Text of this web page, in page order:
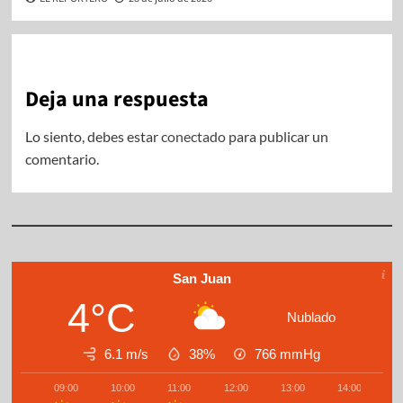
Deja una respuesta
Lo siento, debes estarconectadopara publicar un
comentario.
San Juan
4°C Nublado
6.1 m/s 38% 766 mmHg
09:00 10:00 11:00 12:00 13:00 14:00